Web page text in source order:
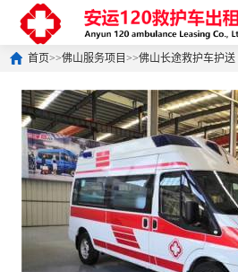
首页>>佛山服务项目>>佛山长途救护车护送